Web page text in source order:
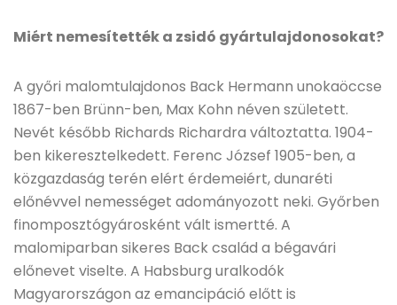
Miért nemesítették a zsidó gyártulajdonosokat?
A győri malomtulajdonos Back Hermann unokaöccse
1867-ben Brünn-ben, Max Kohn néven született.
Nevét később Richards Richardra változtatta. 1904-
ben kikeresztelkedett. Ferenc József 1905-ben, a
közgazdaság terén elért érdemeiért, dunaréti
előnévvel nemességet adományozott neki. Győrben
finomposztógyárosként vált ismertté. A
malomiparban sikeres Back család a bégavári
előnevet viselte. A Habsburg uralkodók
Magyarországon az emancipáció előtt is